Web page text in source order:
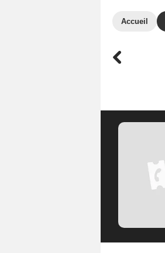
Accueil